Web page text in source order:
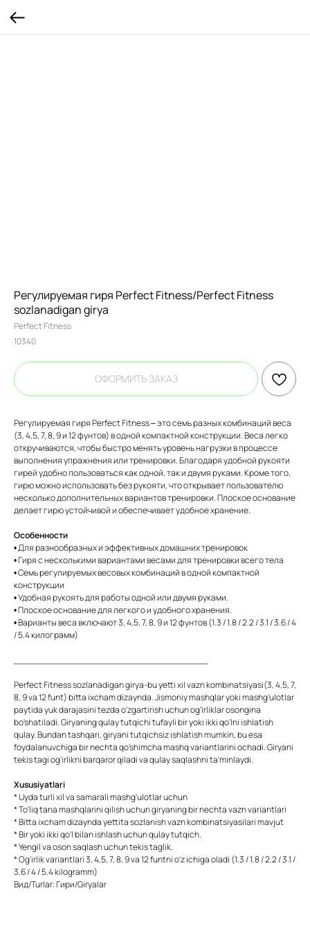
Регулируемая гиря Perfect Fitness/Perfect Fitness
sozlanadigan girya
Perfect Fitness
10340
ОФОРМИТЬ ЗАКАЗ
Регулируемая гиря Perfect Fitness – это семь разных комбинаций веса
(3, 4,5, 7, 8, 9 и 12 фунтов) в одной компактной конструкции. Веса легко
откручиваются, чтобы быстро менять уровень нагрузки в процессе
выполнения упражнения или тренировки. Благодаря удобной рукояти
гирей удобно пользоваться как одной, так и двумя руками. Кроме того,
гирю можно использовать без рукояти, что открывает пользователю
несколько дополнительных вариантов тренировки. Плоское основание
делает гирю устойчивой и обеспечивает удобное хранение.
Особенности
• Для разнообразных и эффективных домашних тренировок
• Гиря с несколькими вариантами весами для тренировки всего тела
• Семь регулируемых весовых комбинаций в одной компактной
конструкции
• Удобная рукоять для работы одной или двумя руками.
• Плоское основание для легкого и удобного хранения.
• Варианты веса включают 3, 4,5, 7, 8, 9 и 12 фунтов (1.3 / 1.8 / 2.2 / 3.1 / 3.6 / 4
/ 5.4 килограмм)
Perfect Fitness sozlanadigan girya-bu yetti xil vazn kombinatsiyasi(3, 4,5, 7,
8, 9 va 12 funt) bitta ixcham dizaynda. Jismoniy mashqlar yoki mashg'ulotlar
paytida yuk darajasini tezda o'zgartirish uchun og'irliklar osongina
bo'shatiladi. Giryaning qulay tutqichi tufayli bir yoki ikki qo'lni ishlatish
qulay. Bundan tashqari, giryani tutqichsiz ishlatish mumkin, bu esa
foydalanuvchiga bir nechta qo'shimcha mashq variantlarini ochadi. Giryani
tekis tagi og'irlikni barqaror qiladi va qulay saqlashni ta'minlaydi.
Xususiyatlari
* Uyda turli xil va samarali mashg'ulotlar uchun
* To'liq tana mashqlarini qilish uchun giryaning bir nechta vazn variantlari
* Bitta ixcham dizaynda yettita sozlanish vazn kombinatsiyasilari mavjut
* Bir yoki ikki qo'l bilan ishlash uchun qulay tutqich.
* Yengil va oson saqlash uchun tekis taglik.
* Og'irlik variantlari 3, 4,5, 7, 8, 9 va 12 funtni o'z ichiga oladi (1.3 / 1.8 / 2.2 / 3.1 /
3.6 / 4 / 5.4 kilogramm)
Вид/Turlar: Гири/Giryalar